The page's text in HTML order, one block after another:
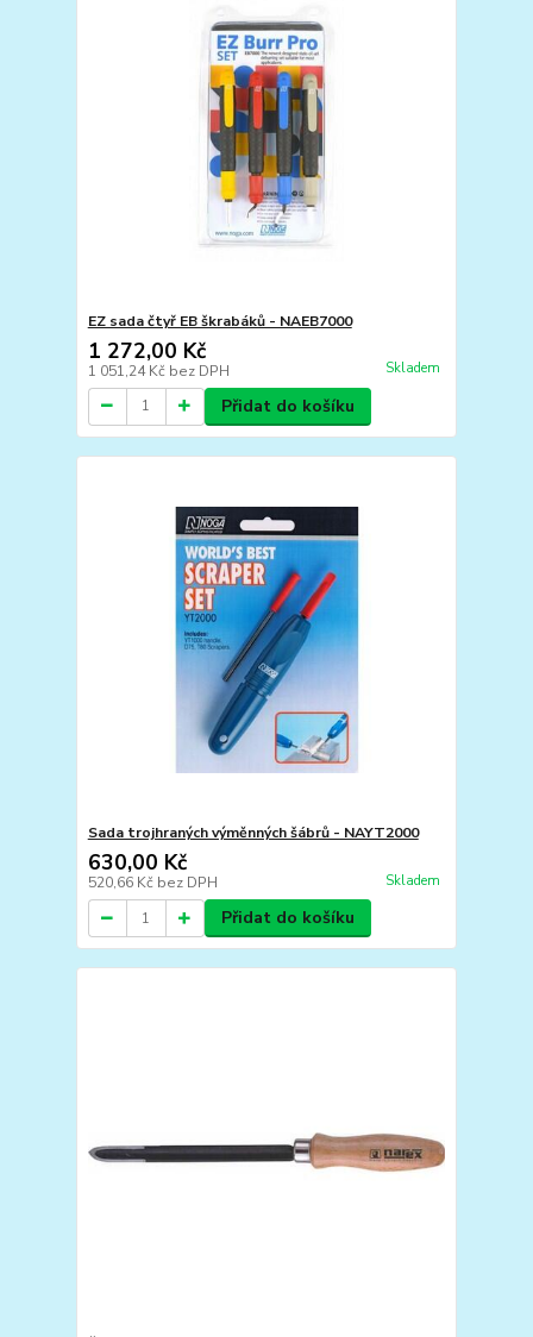
EZ sada čtyř EB škrabáků - NAEB7000
1 272,00 Kč
1 051,24 Kč bez DPH Skladem
Přidat do košíku
Sada trojhraných výměnných šábrů - NAYT2000
630,00 Kč
520,66 Kč bez DPH Skladem
Přidat do košíku